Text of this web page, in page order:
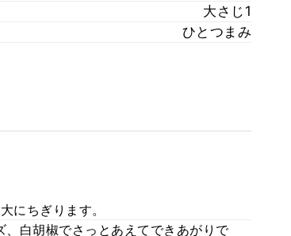
大さじ1
ひとつまみ
にちぎります。
白胡椒でさっとあえてできあがりで